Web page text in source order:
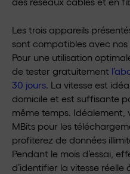
Les trois appareils
sont compatibles avec
Pour une utilisation
de tester gratuitement
30 jours. La vitesse est
domicile et est suffisante
même temps. Idéalement,
MBits pour les
profiterez de données
Pendant le mois d’essai,
d’identifier la vitesse